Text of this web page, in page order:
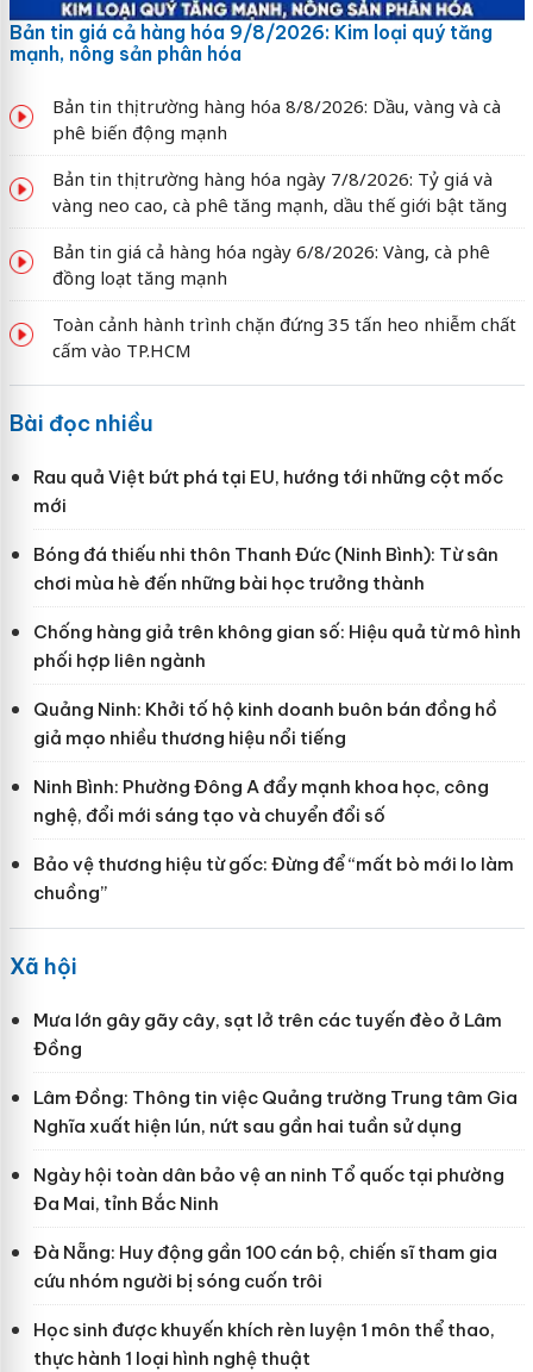
Bản tin giá cả hàng hóa 9/8/2026: Kim loại quý tăng
mạnh, nông sản phân hóa
Bản tin thị trường hàng hóa 8/8/2026: Dầu, vàng và cà
phê biến động mạnh
Bản tin thị trường hàng hóa ngày 7/8/2026: Tỷ giá và
vàng neo cao, cà phê tăng mạnh, dầu thế giới bật tăng
Bản tin giá cả hàng hóa ngày 6/8/2026: Vàng, cà phê
đồng loạt tăng mạnh
Toàn cảnh hành trình chặn đứng 35 tấn heo nhiễm chất
cấm vào TP.HCM
Bài đọc nhiều
Rau quả Việt bứt phá tại EU, hướng tới những cột mốc
mới
Bóng đá thiếu nhi thôn Thanh Đức (Ninh Bình): Từ sân
chơi mùa hè đến những bài học trưởng thành
Chống hàng giả trên không gian số: Hiệu quả từ mô hình
phối hợp liên ngành
Quảng Ninh: Khởi tố hộ kinh doanh buôn bán đồng hồ
giả mạo nhiều thương hiệu nổi tiếng
Ninh Bình: Phường Đông A đẩy mạnh khoa học, công
nghệ, đổi mới sáng tạo và chuyển đổi số
Bảo vệ thương hiệu từ gốc: Đừng để “mất bò mới lo làm
chuồng”
Xã hội
Mưa lớn gây gãy cây, sạt lở trên các tuyến đèo ở Lâm
Đồng
Lâm Đồng: Thông tin việc Quảng trường Trung tâm Gia
Nghĩa xuất hiện lún, nứt sau gần hai tuần sử dụng
Ngày hội toàn dân bảo vệ an ninh Tổ quốc tại phường
Đa Mai, tỉnh Bắc Ninh
Đà Nẵng: Huy động gần 100 cán bộ, chiến sĩ tham gia
cứu nhóm người bị sóng cuốn trôi
Học sinh được khuyến khích rèn luyện 1 môn thể thao,
thực hành 1 loại hình nghệ thuật